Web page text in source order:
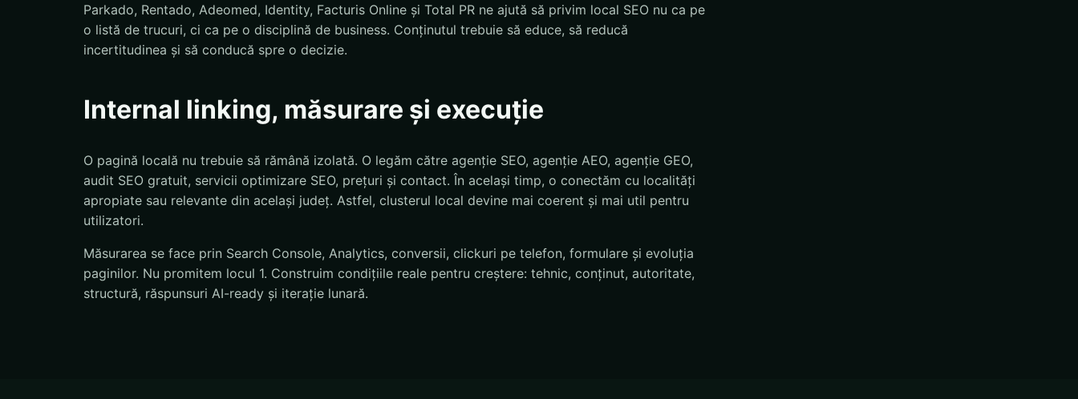
Parkado, Rentado, Adeomed, Identity, Facturis Online și Total PR ne ajută să privim local SEO nu ca pe
o listă de trucuri, ci ca pe o disciplină de business. Conținutul trebuie să educe, să reducă
incertitudinea și să conducă spre o decizie.
Internal linking, măsurare și execuție
O pagină locală nu trebuie să rămână izolată. O legăm către agenție SEO, agenție AEO, agenție GEO,
audit SEO gratuit, servicii optimizare SEO, prețuri și contact. În același timp, o conectăm cu localități
apropiate sau relevante din același județ. Astfel, clusterul local devine mai coerent și mai util pentru
utilizatori.
Măsurarea se face prin Search Console, Analytics, conversii, clickuri pe telefon, formulare și evoluția
paginilor. Nu promitem locul 1. Construim condițiile reale pentru creștere: tehnic, conținut, autoritate,
structură, răspunsuri AI-ready și iterație lunară.